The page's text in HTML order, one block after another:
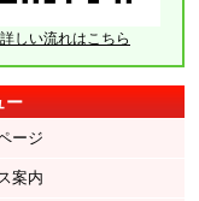
しい流れはこちら
ー
ージ
案内